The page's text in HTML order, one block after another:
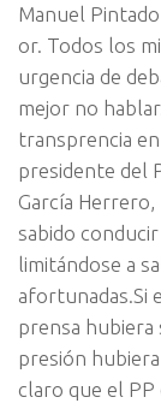
Manuel
or. Todos los
urgencia de
mejor no
transprencia
presidente del
García
sabido
limitándose a
afortunadas.Si
prensa hubiera
presión
claro que el PP